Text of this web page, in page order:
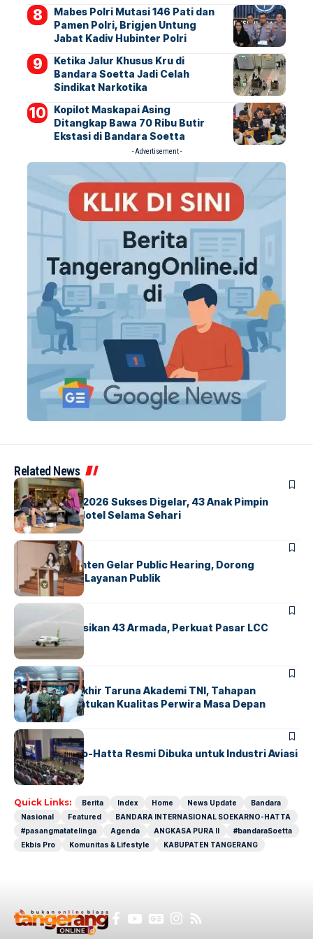
Mabes Polri Mutasi 146 Pati dan
Pamen Polri, Brigjen Untung
Jabat Kadiv Hubinter Polri
Ketika Jalur Khusus Kru di
Bandara Soetta Jadi Celah
Sindikat Narkotika
Kopilot Maskapai Asing
Ditangkap Bawa 70 Ribu Butir
Ekstasi di Bandara Soetta
- Advertisement -
Related News
BERITAINDEX
GM For A Day 2026 Sukses Digelar, 43 Anak Pimpin
Operasional Hotel Selama Sehari
BANDARA BERITA
Karantina Banten Gelar Public Hearing, Dorong
Transparansi Layanan Publik
BANDARA
Citilink Operasikan 43 Armada, Perkuat Pasar LCC
Nasional
BERITA
Sidang Pantukhir Taruna Akademi TNI, Tahapan
Strategis Tentukan Kualitas Perwira Masa Depan
BANDARA BERITA
IALC Soekarno-Hatta Resmi Dibuka untuk Industri Aviasi
Dunia
Quick Links: Berita Index Home News Update
Bandara
Nasional
Featured
BANDARA INTERNASIONAL SOEKARNO-HATTA
#pasangmatatelinga
Agenda ANGKASA PURA II
#bandaraSoetta
Ekbis Pro
Komunitas & Lifestyle KABUPATEN TANGERANG